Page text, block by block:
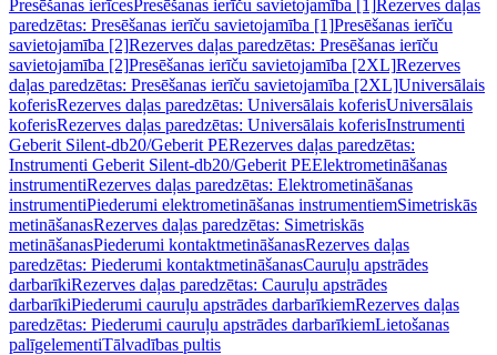
Presēšanas ierīcesPresēšanas ierīču savietojamība [1]Rezerves daļas
paredzētas: Presēšanas ierīču savietojamība [1]Presēšanas ierīču
savietojamība [2]Rezerves daļas paredzētas: Presēšanas ierīču
savietojamība [2]Presēšanas ierīču savietojamība [2XL]Rezerves
daļas paredzētas: Presēšanas ierīču savietojamība [2XL]Universālais
koferisRezerves daļas paredzētas: Universālais koferisUniversālais
koferisRezerves daļas paredzētas: Universālais koferisInstrumenti
Geberit Silent-db20/Geberit PERezerves daļas paredzētas:
Instrumenti Geberit Silent-db20/Geberit PEElektrometināšanas
instrumentiRezerves daļas paredzētas: Elektrometināšanas
instrumentiPiederumi elektrometināšanas instrumentiemSimetriskās
metināšanasRezerves daļas paredzētas: Simetriskās
metināšanasPiederumi kontaktmetināšanasRezerves daļas
paredzētas: Piederumi kontaktmetināšanasCauruļu apstrādes
darbarīkiRezerves daļas paredzētas: Cauruļu apstrādes
darbarīkiPiederumi cauruļu apstrādes darbarīkiemRezerves daļas
paredzētas: Piederumi cauruļu apstrādes darbarīkiemLietošanas
palīgelementiTālvadības pultis